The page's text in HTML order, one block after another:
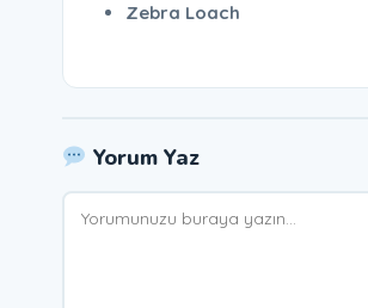
Zebra Loach
Yorum Yaz
Yorum